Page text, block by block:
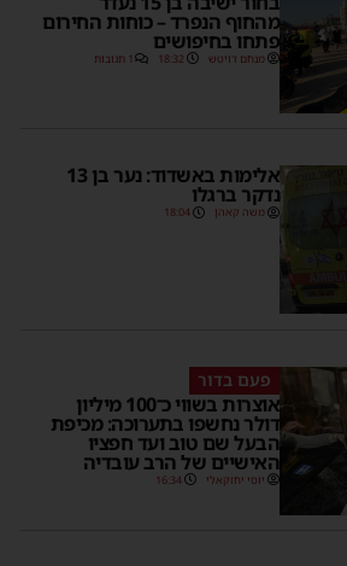
מהחוף הנפרד – כוחות החירום
פתחו בחיפושים
מנחם דויטש 18:32 1 תגובות
אלימות באשדוד: נער בן 13
נדקר ברגלו
משה קאהן 18:04
פעם בדור
אוצרות בשווי כ־100 מיליון
דולר נחשפו בתערוכה: מכיפת
הבעל שם טוב ועד חפציו
האישיים של הרב עובדיה
יוסי יחזקאלי 16:34